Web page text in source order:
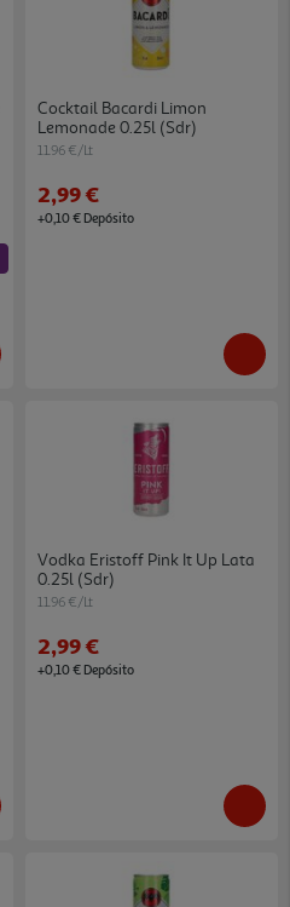
Cocktail Bacardi Limon
Lemonade 0.25l (sdr)
11.96 €/Lt
2,99 €
+0,10 € Depósito
Vodka Eristoff Pink It Up Lata
0.25l (sdr)
11.96 €/Lt
2,99 €
+0,10 € Depósito